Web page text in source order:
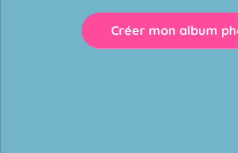
Créer mon album